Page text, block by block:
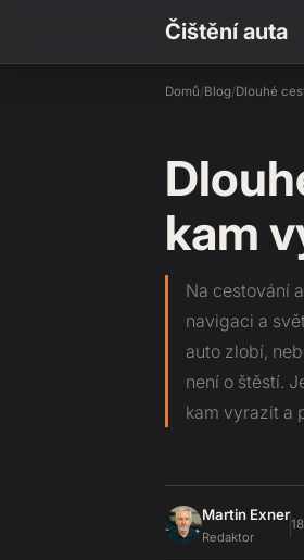
Čištění auta
Domů/Blog/Dlouhé
kam
Na cestování
navigaci a
auto zlobí,
není o štěstí.
kam vyrazit a
Martin Exner
Redaktor